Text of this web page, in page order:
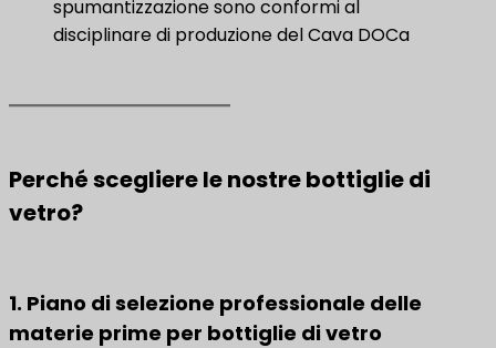
spumantizzazione sono conformi al
disciplinare di produzione del Cava DOCa
Perché scegliere le nostre bottiglie di
vetro?
1. Piano di selezione professionale delle
materie prime per bottiglie di vetro